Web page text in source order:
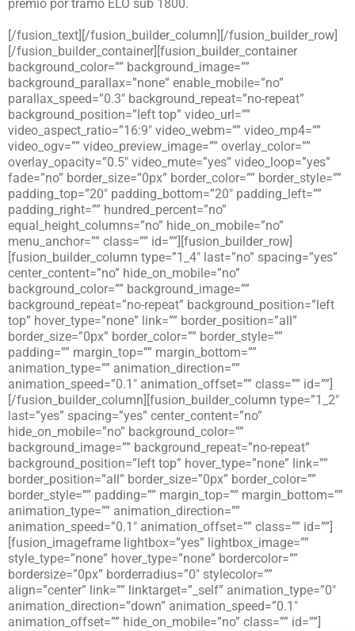
premio por tramo ELO sub 1800.
[/fusion_text][/fusion_builder_column][/fusion_builder_row]
[/fusion_builder_container][fusion_builder_container
background_color=”” background_image=””
background_parallax=”none” enable_mobile=”no”
parallax_speed=”0.3″ background_repeat=”no-repeat”
background_position=”left top” video_url=””
video_aspect_ratio=”16:9″ video_webm=”” video_mp4=””
video_ogv=”” video_preview_image=”” overlay_color=””
overlay_opacity=”0.5″ video_mute=”yes” video_loop=”yes”
fade=”no” border_size=”0px” border_color=”” border_style=””
padding_top=”20″ padding_bottom=”20″ padding_left=””
padding_right=”” hundred_percent=”no”
equal_height_columns=”no” hide_on_mobile=”no”
menu_anchor=”” class=”” id=””][fusion_builder_row]
[fusion_builder_column type=”1_4″ last=”no” spacing=”yes”
center_content=”no” hide_on_mobile=”no”
background_color=”” background_image=””
background_repeat=”no-repeat” background_position=”left
top” hover_type=”none” link=”” border_position=”all”
border_size=”0px” border_color=”” border_style=””
padding=”” margin_top=”” margin_bottom=””
animation_type=”” animation_direction=””
animation_speed=”0.1″ animation_offset=”” class=”” id=””]
[/fusion_builder_column][fusion_builder_column type=”1_2″
last=”yes” spacing=”yes” center_content=”no”
hide_on_mobile=”no” background_color=””
background_image=”” background_repeat=”no-repeat”
background_position=”left top” hover_type=”none” link=””
border_position=”all” border_size=”0px” border_color=””
border_style=”” padding=”” margin_top=”” margin_bottom=””
animation_type=”” animation_direction=””
animation_speed=”0.1″ animation_offset=”” class=”” id=””]
[fusion_imageframe lightbox=”yes” lightbox_image=””
style_type=”none” hover_type=”none” bordercolor=””
bordersize=”0px” borderradius=”0″ stylecolor=””
align=”center” link=”” linktarget=”_self” animation_type=”0″
animation_direction=”down” animation_speed=”0.1″
animation_offset=”” hide_on_mobile=”no” class=”” id=””]